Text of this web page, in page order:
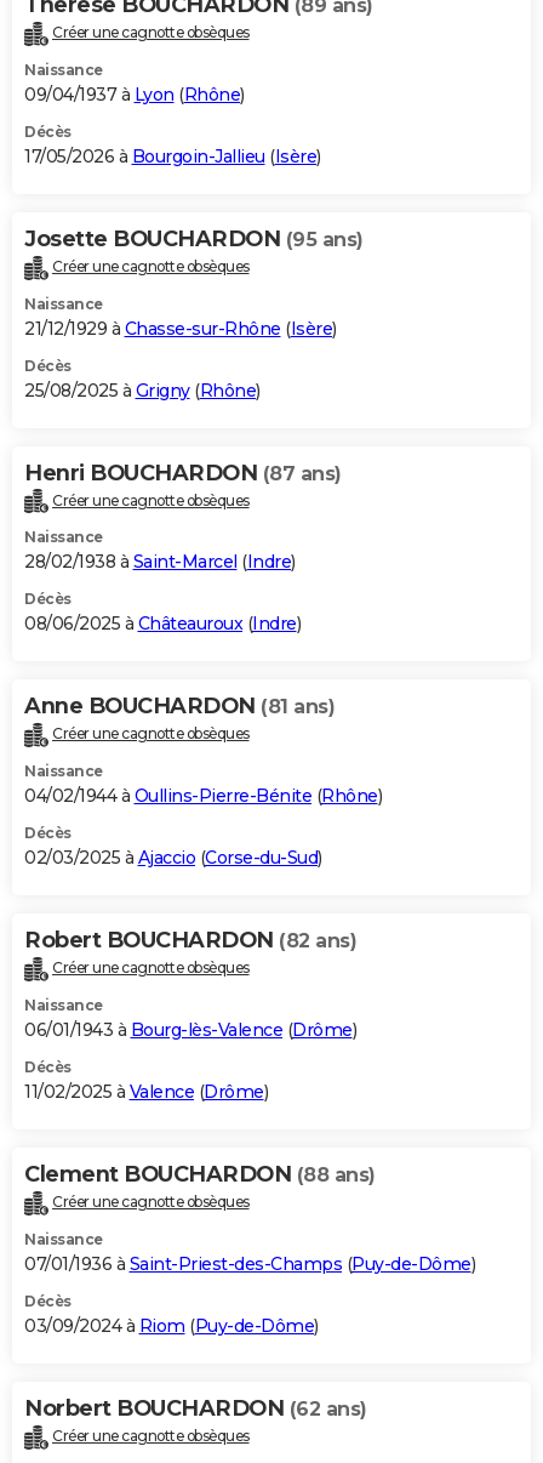
Bricolage
Lifestyle
Culture
Sport
Auto
Television
Voyage
Cinema
(89 ans)
Créer une cagnotte obsèques
Naissance
09/04/1937 à Lyon (Rhône)
Décès
17/05/2026 à Bourgoin-Jallieu (Isère)
Josette BOUCHARDON (95 ans)
Créer une cagnotte obsèques
Naissance
21/12/1929 à Chasse-sur-Rhône (Isère)
Décès
25/08/2025 à Grigny(Rhône)
Henri BOUCHARDON (87 ans)
Créer une cagnotte obsèques
Naissance
28/02/1938 à Saint-Marcel (Indre)
Décès
08/06/2025 à Châteauroux(Indre)
Anne BOUCHARDON (81 ans)
Créer une cagnotte obsèques
Naissance
04/02/1944 à Oullins-Pierre-Bénite (Rhône)
Décès
02/03/2025 à Ajaccio (Corse-du-Sud)
Robert BOUCHARDON (82 ans)
Créer une cagnotte obsèques
Naissance
06/01/1943 à Bourg-lès-Valence (Drôme)
Décès
11/02/2025 à Valence (Drôme)
Clement BOUCHARDON (88 ans)
Créer une cagnotte obsèques
Naissance
07/01/1936 à Saint-Priest-des-Champs (Puy-de-Dôme)
Décès
03/09/2024 à Riom (Puy-de-Dôme)
Norbert BOUCHARDON (62 ans)
Créer une cagnotte obsèques